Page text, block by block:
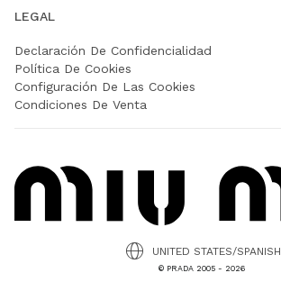
LEGAL
Declaración De Confidencialidad
Política De Cookies
Configuración De Las Cookies
Condiciones De Venta
© PRADA 2005 - 2026
UNITED STATES/SPANISH